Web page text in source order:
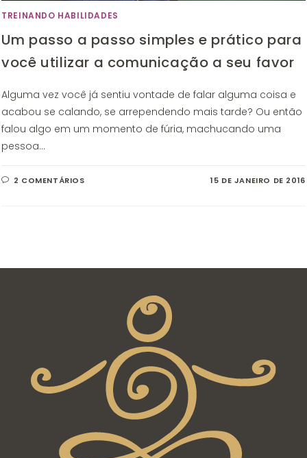
TREINANDO HABILIDADES
Um passo a passo simples e prático para
você utilizar a comunicação a seu favor
Alguma vez você já sentiu vontade de falar alguma coisa e
acabou se calando, se arrependendo mais tarde? Ou então
falou algo em um momento de fúria, machucando uma
pessoa…
2 COMENTÁRIOS 15 DE JANEIRO DE 2016